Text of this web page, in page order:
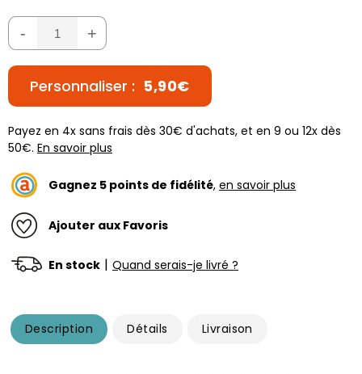
- +
Personnaliser : 5,90€
Payez en 4x sans frais dès 30€ d'achats, et en 9 ou 12x dès
50€. En savoir plus
Gagnez 5 points de fidélité, en savoir plus
Ajouter aux Favoris
En stock | Quand serais-je livré ?
Description Détails Livraison